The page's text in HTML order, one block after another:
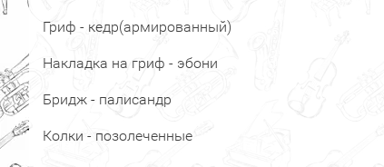
Гриф - кедр(армированный)
Накладка на гриф - эбони
Бридж - палисандр
Колки - позолеченные